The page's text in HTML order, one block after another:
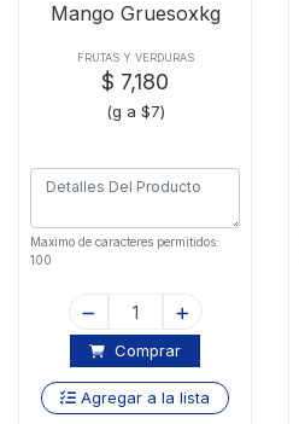
Mango Gruesoxkg
FRUTAS Y VERDURAS
$ 7,180
(g a $7)
Maximo de caracteres permitidos:
100
Comprar
Agregar a la lista